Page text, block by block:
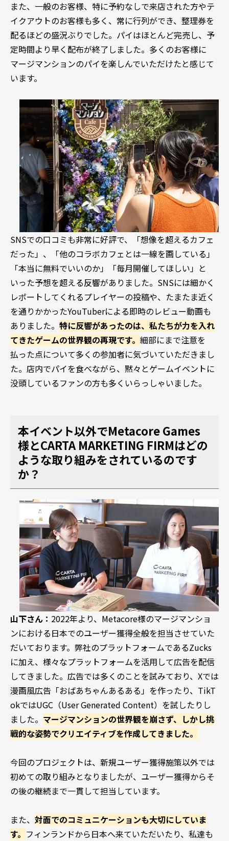
また、一般のお客様、特に予約なしで来店された方やテ
イクアウトのお客様も多く、常に行列ができ、整理券を
配るほどの盛況ぶりでした。パイはほとんど完売し、予
定時間より早く配布が終了しました。多くのお客様に
マージマンションのパイを楽しんでいただけたと感じて
います。
SNSでの口コミも非常に好評で、「想像を超えるカフェ
だった」、「他のコラボカフェとは一線を画している」
「本当に無料でいいのか」「毎月開催してほしい」と
いった予想を超える反響がありました。SNSには細かく
レポートしてくれるプレイヤーの投稿や、たまたま近く
を通りかかったYouTuberによる即時のレビュー動画も
ありました。 特に反響があったのは、私たちが力を入れ
てきたゲームの世界観の再現です。 細部にまで注意を
払った点について多くの参加者に気づいていただきまし
た。店内でパイを食べながら、黙々とゲームイベントに
没頭しているファンの方も多くいらっしゃいました。
本イベント以外でMetacore Games
様とCARTA MARKETING FIRMはどの
ような取り組みをされているのです
か？
山下さん： 2022年より、Metacore様のマージマンショ
ンにおける日本でのユーザー獲得全般を担当させていた
だいております。弊社のプラットフォームであるZucks
に加え、様々なプラットフォームを活用して広告を配信
してきました。広告では多くのことを試みており、Xでは
漫画風広告「おばあちゃんあるある」を作ったり、TikT
okではUGC（User Generated Content）を試したりし
ました。 マージマンションの世界観を崩さず、しかし挑
戦的な姿勢でクリエイティブを作成してきました。
今回のプロジェクトは、新規ユーザー獲得施策以外では
初めての取り組みとなりましたが、ユーザー獲得からそ
の後の継続まで一貫して担当しています。
また、 対面でのコミュニケーションも大切にしていま
す。 フィンランドから日本へ来ていただいたり、私達も